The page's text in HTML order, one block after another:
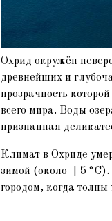
Охрид окружён
древнейших и
прозрачность
всего мира. Воды
признанная
Климат в Охриде
зимой (около +5 °C).
городом, когда